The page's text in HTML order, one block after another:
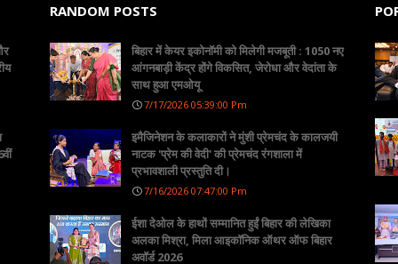
RANDOM POSTS
बिहार में केयर इकोनॉमी को मिलेगी मजबूती : 1050 नए
आंगनबाड़ी केंद्र होंगे विकसित, जेरोधा और वेदांता के
साथ हुआ एमओयू
7/17/2026 05:39:00 Pm
इमैजिनेशन के कलाकारों ने मुंशी प्रेमचंद के कालजयी
नाटक 'प्रेम की वेदी' की प्रेमचंद रंगशाला में
प्रभावशाली प्रस्तुति दी।
7/16/2026 07:47:00 Pm
ईशा देओल के हाथों सम्मानित हुईं बिहार की लेखिका
अलका मिश्रा, मिला आइकॉनिक ऑथर ऑफ बिहार
अवॉर्ड 2026